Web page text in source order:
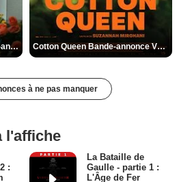
Des Fleurs pour Tokyo Bande-annonce VO STFR Cotton Queen Bande-annonce VO STFR
à ne pas manquer
l'affiche
:
La Bataille de
Gaulle - partie 1 :
L'Âge de Fer